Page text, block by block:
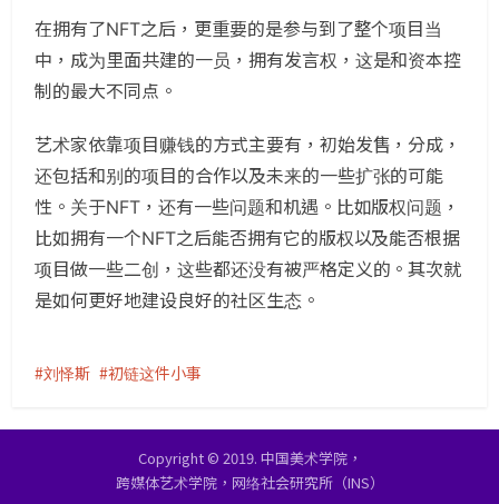
在拥有了NFT之后，更重要的是参与到了整个项目当
中，成为里面共建的一员，拥有发言权，这是和资本控
制的最大不同点。
艺术家依靠项目赚钱的方式主要有，初始发售，分成，
还包括和别的项目的合作以及未来的一些扩张的可能
性。关于NFT，还有一些问题和机遇。比如版权问题，
比如拥有一个NFT之后能否拥有它的版权以及能否根据
项目做一些二创，这些都还没有被严格定义的。其次就
是如何更好地建设良好的社区生态。
刘怿斯 初链这件小事
Copyright © 2019. 中国美术学院，
跨媒体艺术学院，网络社会研究所（INS）